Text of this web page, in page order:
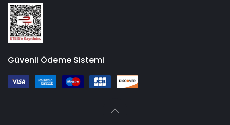
Güvenli Ödeme Sistemi